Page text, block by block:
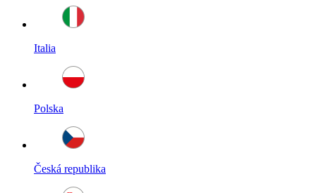
Italia
Polska
Česká republika